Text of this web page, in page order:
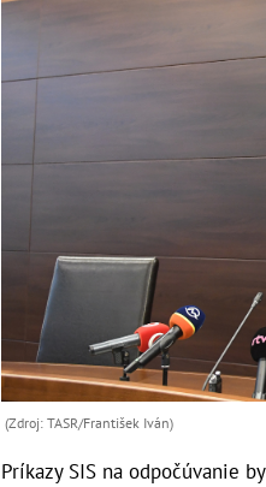
(Zdroj: TASR/František Iván)
Príkazy SIS na odpočúvanie